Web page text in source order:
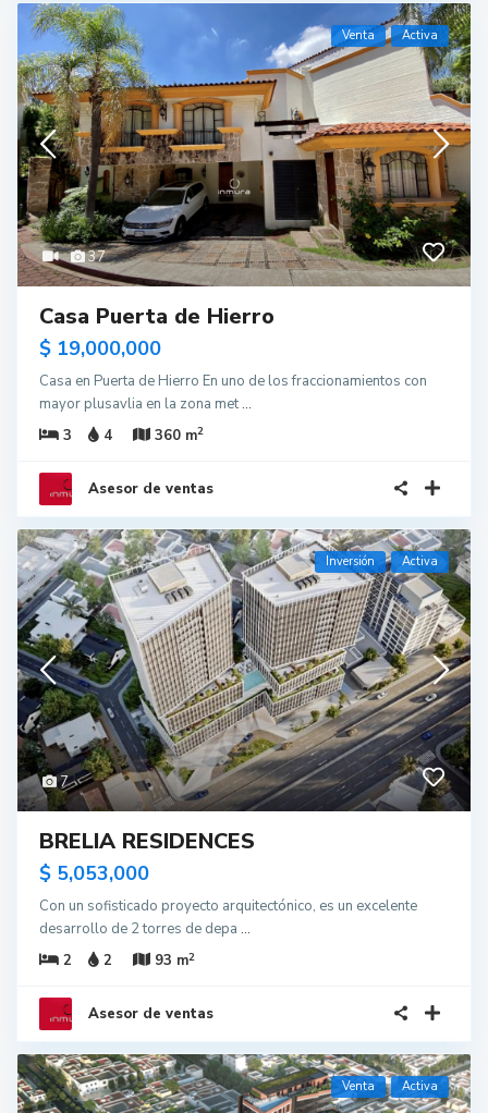
37
Venta Activa
Casa Puerta de Hierro
$ 19,000,000
Casa en Puerta de Hierro En uno de los fraccionamientos con
mayor plusavlia en la zona met...
3
4 360 m2
Asesor de ventas
7
Inversión Activa
BRELIA RESIDENCES
$ 5,053,000
Con un sofisticado proyecto arquitectónico, es un excelente
desarrollo de 2 torres de depa ...
2
2 93 m2
Asesor de ventas
Venta Activa